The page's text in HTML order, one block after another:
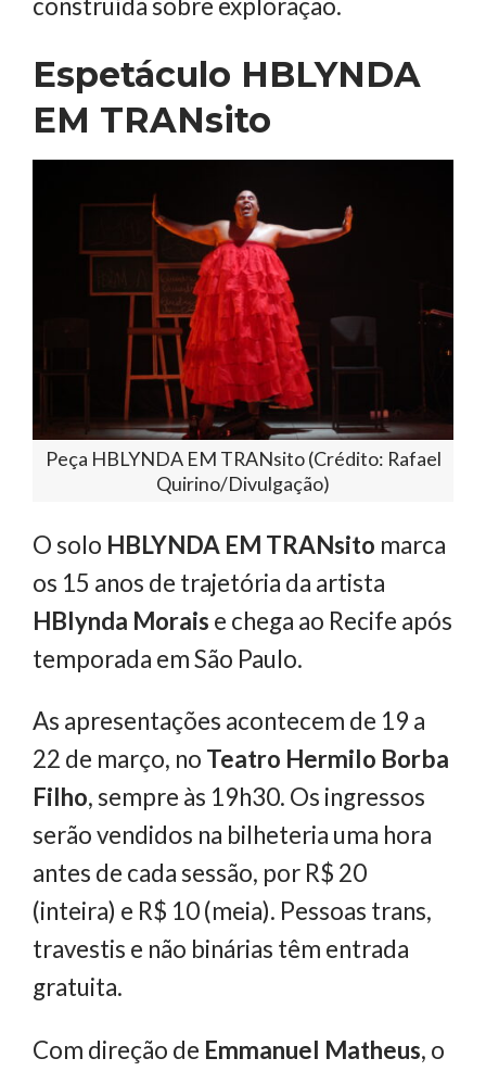
Espetáculo HBLYNDA
EM TRANsito
Peça HBLYNDA EM TRANsito (Crédito: Rafael
Quirino/Divulgação)
O solo HBLYNDA EM TRANsito marca
os 15 anos de trajetória da artista
HBlynda Morais e chega ao Recife após
temporada em São Paulo.
As apresentações acontecem de 19 a
22 de março, no Teatro Hermilo Borba
Filho, sempre às 19h30. Os ingressos
serão vendidos na bilheteria uma hora
antes de cada sessão, por R$ 20
(inteira) e R$ 10 (meia). Pessoas trans,
travestis e não binárias têm entrada
gratuita.
Com direção de Emmanuel Matheus, o